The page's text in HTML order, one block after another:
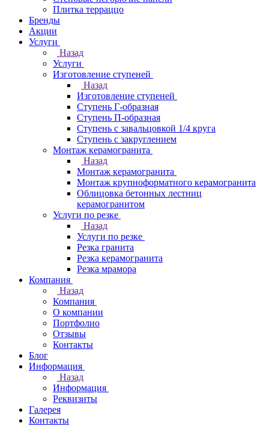
Плитка терраццо
Бренды
Акции
Услуги
Назад
Услуги
Изготовление ступеней
Назад
Изготовление ступеней
Ступень Г-образная
Ступень П-образная
Ступень с завальцовкой 1/4 круга
Ступень с закруглением
Монтаж керамогранита
Назад
Монтаж керамогранита
Монтаж крупноформатного керамогранита
Облицовка бетонных лестниц
керамогранитом
Услуги по резке
Назад
Услуги по резке
Резка гранита
Резка керамогранита
Резка мрамора
Компания
Назад
Компания
О компании
Портфолио
Отзывы
Контакты
Блог
Информация
Назад
Информация
Реквизиты
Галерея
Контакты